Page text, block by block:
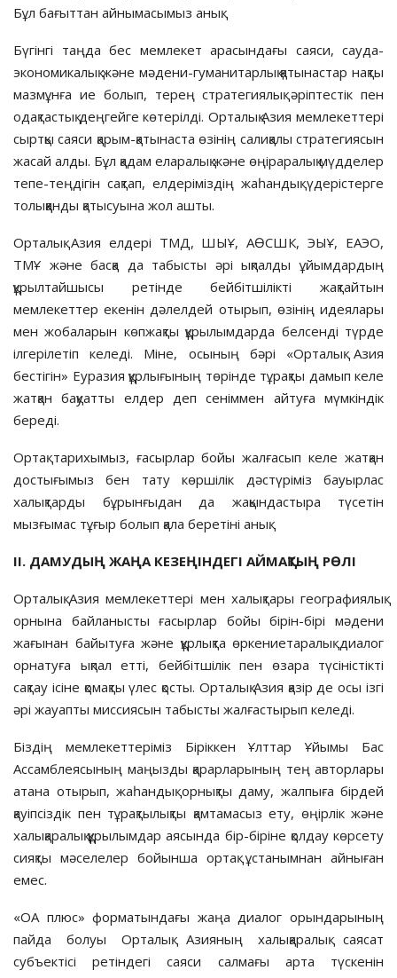
Бұл бағыттан айнымасымыз анық.
Бүгінгі таңда бес мемлекет ара­сындағы саяси, сауда-
экономикалық және мәдени-гуманитарлық қатынас­тар нақты
мазмұнға ие болып, те­рең стратегиялық әріптестік пен
одақ­тастық деңгейге көтерілді. Орталық Азия мемлекеттері
сыртқы саяси қарым-қатынаста өзінің салиқалы стратегиясын
жасай алды. Бұл қадам еларалық және өңіраралық мүдделер
тепе-теңдігін сақтап, елдеріміздің жаһандық үдерістерге
толыққанды қатысуына жол ашты.
Орталық Азия елдері ТМД, ШЫҰ, АӨСШК, ЭЫҰ, ЕАЭО,
ТМҰ және басқа да табысты әрі ықпалды ұйымдардың
құрылтайшысы ретінде бейбітшілікті жақтайтын
мемлекеттер екенін дәлелдей отырып, өзінің идеялары
мен жобаларын көпжақ­ты құрылымдарда белсенді түрде
ілгерілетіп келеді. Міне, осының бәрі «Орталық Азия
бестігін» Еуразия құрлығының төрінде тұрақты дамып келе
жатқан бақуатты елдер деп сеніммен айтуға мүмкіндік
береді.
Ортақ тарихымыз, ғасырлар бойы жалғасып келе жатқан
достығымыз бен тату көршілік дәстүріміз бауыр­лас
халықтарды бұрынғыдан да жа­қын­дастыра түсетін
мызғымас тұғыр болып қала беретіні анық.
ІІ. ДАМУДЫҢ ЖАҢА КЕЗЕҢІНДЕГІ АЙМАҚТЫҢ РӨЛІ
Орталық Азия мемлекеттері мен халықтары географиялық
орнына байланысты ғасырлар бойы бірін-бірі мәдени
жағынан байытуға және құрлықта өркениетаралық диалог
орнатуға ықпал етті, бейбітшілік пен өзара түсіністікті
сақтау ісіне қомақты үлес қосты. Орталық Азия қазір де осы ізгі
әрі жауапты миссия­сын табысты жалғастырып келеді.
Біздің мемлекеттеріміз Біріккен Ұлттар Ұйымы Бас
Ассамблеясының маңызды қарарларының тең авторлары
атана отырып, жаһандық орнықты даму, жалпыға бірдей
қауіпсіздік пен тұ­рақтылықты қамтамасыз ету, өңір­лік және
халықаралық құрылымдар аясында бір-біріне қолдау көрсету
сияқты мәселелер бойынша ортақ ұстанымнан айныған
емес.
«ОА плюс» форматындағы жаңа диалог орындарының
пайда болуы Орталық Азияның халықаралық саясат
субъектісі ретіндегі саяси салмағы арта түскенін